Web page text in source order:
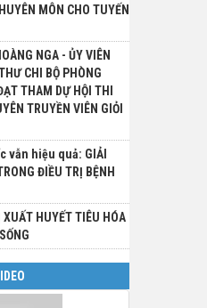
MÔN CHO TUYẾN
NGA - ỦY VIÊN
CHI BỘ PHÒNG
THAM DỰ HỘI THI
TRUYỀN VIÊN GIỎI
vẫn hiệu quả: GIẢI
ĐIỀU TRỊ BỆNH
XUẤT HUYẾT TIÊU HÓA